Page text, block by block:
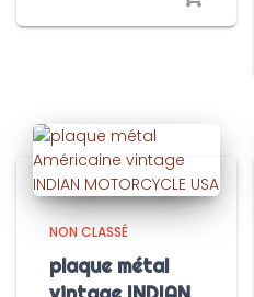
NON CLASSÉ
plaque métal